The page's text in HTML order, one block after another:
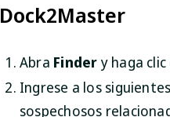
Dock2Master
Abra Finder y haga clic
Ingrese a los
sospechosos